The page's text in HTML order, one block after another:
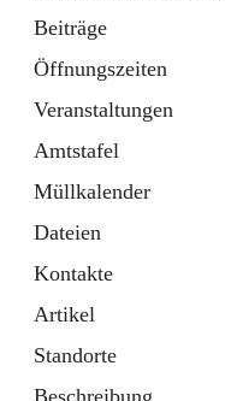
Beiträge
Öffnungszeiten
Veranstaltungen
Amtstafel
Müllkalender
Dateien
Kontakte
Artikel
Standorte
Beschreibung
Externe Webseite
in
Tab
Formulare
2 Schnellzugriffe